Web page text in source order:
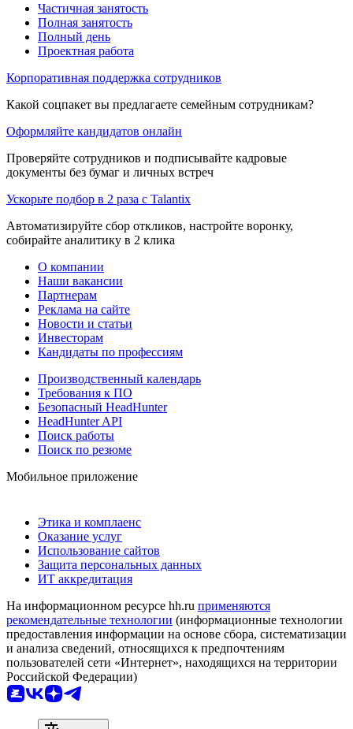
Частичная занятость
Полная занятость
Полный день
Проектная работа
Корпоративная поддержка сотрудников
Какой соцпакет вы предлагаете семейным сотрудникам?
Оформляйте кандидатов онлайн
Проверяйте сотрудников и подписывайте кадровые
документы без бумаг и личных встреч
Ускорьте подбор в 2 раза с Talantix
Автоматизируйте сбор откликов, настройте воронку,
собирайте аналитику в 2 клика
О компании
Наши вакансии
Партнерам
Реклама на сайте
Новости и статьи
Инвесторам
Кандидаты по профессиям
Производственный календарь
Требования к ПО
Безопасный HeadHunter
HeadHunter API
Поиск работы
Поиск по резюме
Мобильное приложение
Этика и комплаенс
Оказание услуг
Использование сайтов
Защита персональных данных
ИТ аккредитация
На информационном ресурсе hh.ru применяются
рекомендательные технологии (информационные технологии
предоставления информации на основе сбора, систематизации
и анализа сведений, относящихся к предпочтениям
пользователей сети «Интернет», находящихся на территории
Российской Федерации)